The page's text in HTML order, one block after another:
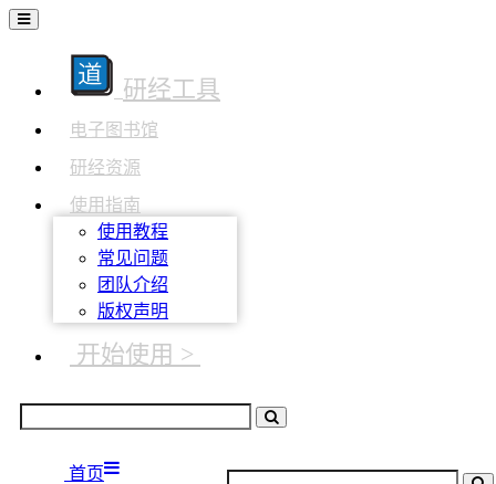
研经工具
电子图书馆
研经资源
使用指南
使用教程
常见问题
团队介绍
版权声明
开始使用 >
首页